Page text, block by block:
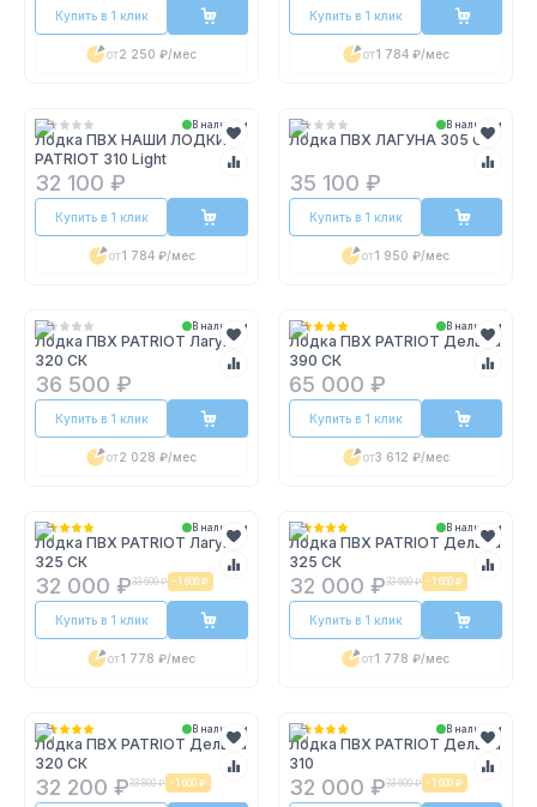
Купить в 1 клик
от2 250 ₽/мес
Купить в 1 клик
от1 784 ₽/мес
В наличии
Лодка ПВХ НАШИ ЛОДКИ
PATRIOT 310 Light
32 100 ₽
Купить в 1 клик
от1 784 ₽/мес
В наличии
Лодка ПВХ ЛАГУНА 305 СК
35 100 ₽
Купить в 1 клик
от1 950 ₽/мес
В наличии
Лодка ПВХ PATRIOT Лагуна
320 СК
36 500 ₽
Купить в 1 клик
от2 028 ₽/мес
В наличии
Лодка ПВХ PATRIOT Дельта
390 СК
65 000 ₽
Купить в 1 клик
от3 612 ₽/мес
В наличии
Лодка ПВХ PATRIOT Лагуна
325 СК
32 000 ₽33 600 ₽ -1 600 ₽
Купить в 1 клик
от1 778 ₽/мес
В наличии
Лодка ПВХ PATRIOT Дельта
325 СК
32 000 ₽33 600 ₽ -1 600 ₽
Купить в 1 клик
от1 778 ₽/мес
В наличии
Лодка ПВХ PATRIOT Дельта
320 СК
32 200 ₽33 800 ₽ -1 600 ₽
В наличии
Лодка ПВХ PATRIOT Дельта
310
32 000 ₽33 600 ₽ -1 600 ₽